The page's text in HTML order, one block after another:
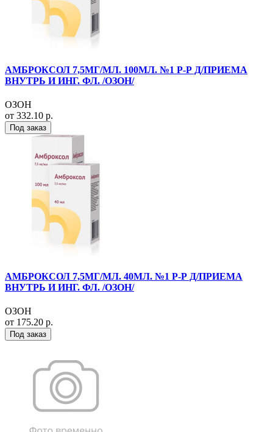
АМБРОКСОЛ 7,5МГ/МЛ. 100МЛ. №1 Р-Р Д/ПРИЕМА
ВНУТРЬ И ИНГ. ФЛ. /ОЗОН/
ОЗОН
от 332.10 р.
Под заказ
АМБРОКСОЛ 7,5МГ/МЛ. 40МЛ. №1 Р-Р Д/ПРИЕМА
ВНУТРЬ И ИНГ. ФЛ. /ОЗОН/
ОЗОН
от 175.20 р.
Под заказ